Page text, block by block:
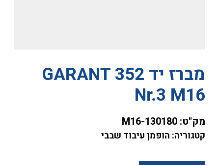
מברז יד GARANT 352
Nr.3 M16
מק"ט: 130180-M16
קטגוריה: הופמן עיבוד שבבי